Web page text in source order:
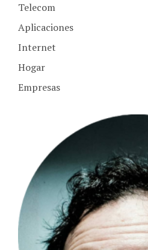
Telecom
Aplicaciones
Internet
Hogar
Empresas